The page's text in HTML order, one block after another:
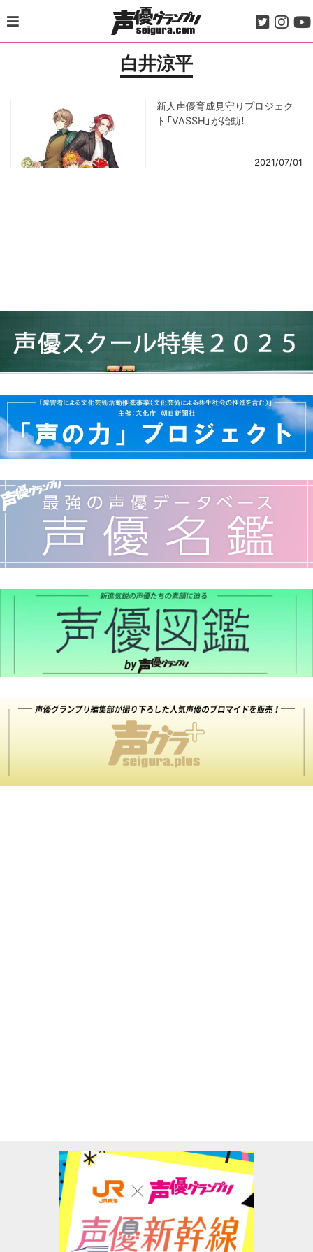
to
content
白井涼平
新人声優育成見守りプロジェク
ト「VASSH」が始動！
2021/07/01